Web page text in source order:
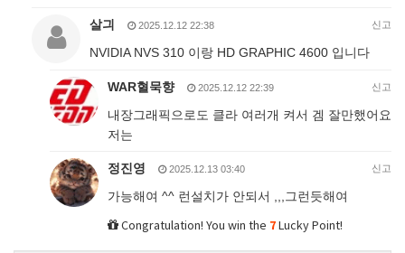
살긔 2025.12.12 22:38 신고
NVIDIA NVS 310 이랑 HD GRAPHIC 4600 입니다
WAR혈묵향 2025.12.12 22:39 신고
내장그래픽으로도 클라 여러개 켜서 겜 잘만했어요
저는
정진영 2025.12.13 03:40 신고
가능해여 ^^ 런설치가 안되서 ,,,그런듯해여
Congratulation! You win the 7Lucky Point!